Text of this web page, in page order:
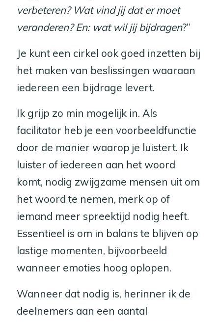
verbeteren? Wat vind jij dat er moet
veranderen? En: wat wil jij bijdragen?”
Je kunt een cirkel ook goed inzetten bij
het maken van beslissingen waaraan
iedereen een bijdrage levert.
Ik grijp zo min mogelijk in. Als
facilitator heb je een voorbeeldfunctie
door de manier waarop je luistert. Ik
luister of iedereen aan het woord
komt, nodig zwijgzame mensen uit om
het woord te nemen, merk op of
iemand meer spreektijd nodig heeft.
Essentieel is om in balans te blijven op
lastige momenten, bijvoorbeeld
wanneer emoties hoog oplopen.
Wanneer dat nodig is, herinner ik de
deelnemers aan een aantal